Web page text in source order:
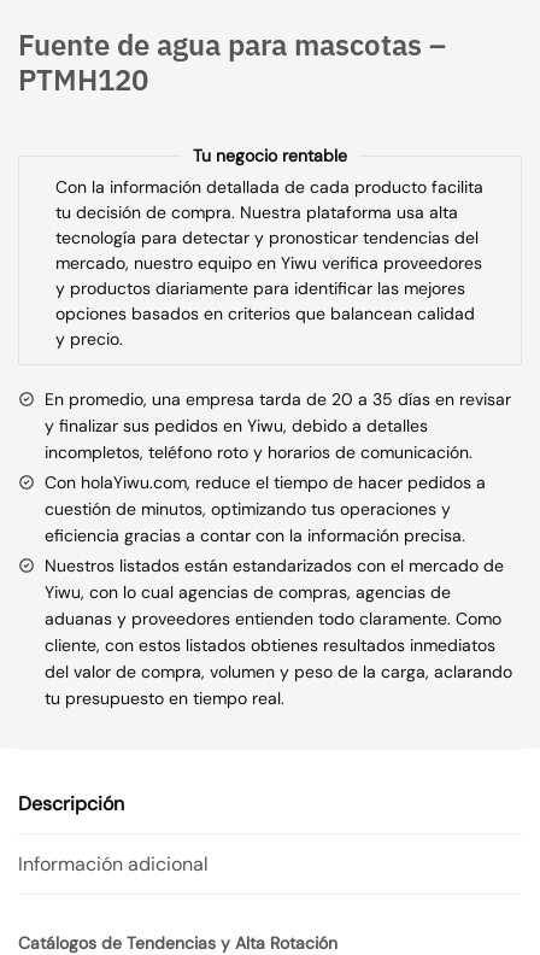
Fuente de agua para mascotas –
PTMH120
Tu negocio rentable
Con la información detallada de cada producto facilita
tu decisión de compra. Nuestra plataforma usa alta
tecnología para detectar y pronosticar tendencias del
mercado, nuestro equipo en Yiwu verifica proveedores
y productos diariamente para identificar las mejores
opciones basados en criterios que balancean calidad
y precio.
En promedio, una empresa tarda de 20 a 35 días en revisar
y finalizar sus pedidos en Yiwu, debido a detalles
incompletos, teléfono roto y horarios de comunicación.
Con holaYiwu.com, reduce el tiempo de hacer pedidos a
cuestión de minutos, optimizando tus operaciones y
eficiencia gracias a contar con la información precisa.
Nuestros listados están estandarizados con el mercado de
Yiwu, con lo cual agencias de compras, agencias de
aduanas y proveedores entienden todo claramente. Como
cliente, con estos listados obtienes resultados inmediatos
del valor de compra, volumen y peso de la carga, aclarando
tu presupuesto en tiempo real.
Descripción
Información adicional
Catálogos de Tendencias y Alta Rotación